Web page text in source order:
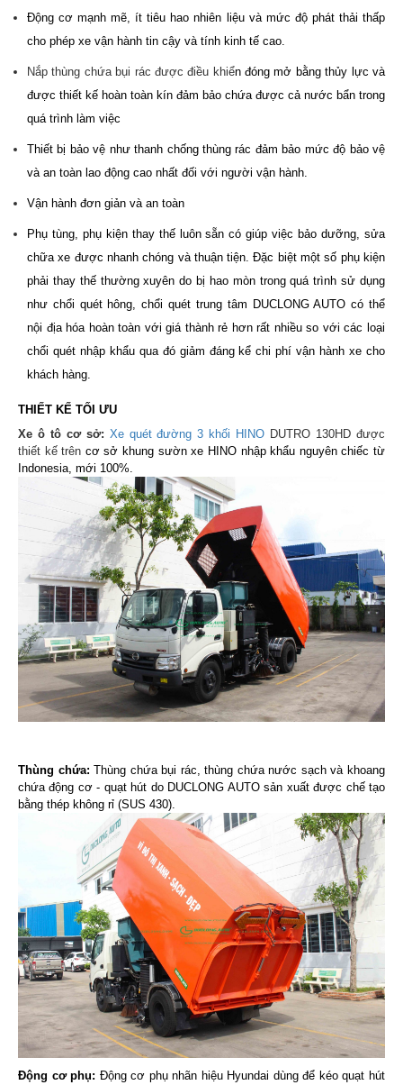
Động cơ mạnh mẽ, ít tiêu hao nhiên liệu và mức độ phát thải thấp
cho phép xe vận hành tin cậy và tính kinh tế cao.
Nắp thùng chứa bụi rác được điều khiển đóng mở bằng thủy lực và
được thiết kế hoàn toàn kín đảm bảo chứa được cả nước bẩn trong
quá trình làm việc
Thiết bị bảo vệ như thanh chống thùng rác đảm bảo mức độ bảo vệ
và an toàn lao động cao nhất đối với người vận hành.
Vận hành đơn giản và an toàn
Phụ tùng, phụ kiện thay thế luôn sẵn có giúp việc bảo dưỡng, sửa
chữa xe được nhanh chóng và thuận tiện. Đặc biệt một số phụ kiện
phải thay thế thường xuyên do bị hao mòn trong quá trình sử dụng
như chổi quét hông, chổi quét trung tâm DUCLONG AUTO có thể
nội địa hóa hoàn toàn với giá thành rẻ hơn rất nhiều so với các loại
chổi quét nhập khẩu qua đó giảm đáng kể chi phí vận hành xe cho
khách hàng.
THIẾT KẾ TỐI ƯU
Xe ô tô cơ sở: Xe quét đường 3 khối HINO DUTRO 130HD được
thiết kế trên cơ sở khung sườn xe HINO nhập khẩu nguyên chiếc từ
Indonesia, mới 100%.
Thùng chứa: Thùng chứa bụi rác, thùng chứa nước sạch và khoang
chứa động cơ - quạt hút do DUCLONG AUTO sản xuất được chế tạo
bằng thép không rỉ (SUS 430).
Động cơ phụ: Động cơ phụ nhãn hiệu Hyundai dùng để kéo quạt hút